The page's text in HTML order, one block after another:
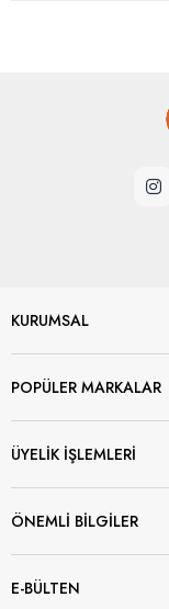
KURUMSAL
POPÜLER MARKALAR
ÜYELİK İŞLEMLERİ
ÖNEMLİ BİLGİLER
E-BÜLTEN